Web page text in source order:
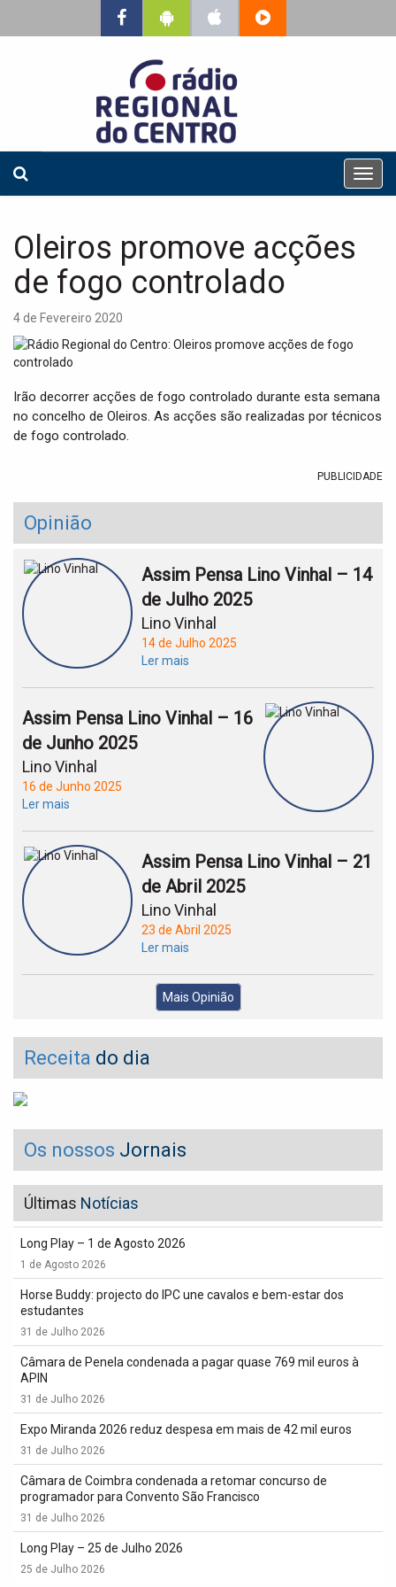
T
o
t
i
Oleiros promove acções
de fogo controlado
4 de Fevereiro 2020
Irão decorrer acções de fogo controlado durante esta semana
no concelho de Oleiros. As acções são realizadas por técnicos
de fogo controlado.
PUBLICIDADE
Opinião
Assim Pensa Lino Vinhal – 14
de Julho 2025
Lino Vinhal
14 de Julho 2025
Ler mais
Assim Pensa Lino Vinhal – 16
de Junho 2025
Lino Vinhal
16 de Junho 2025
Ler mais
Assim Pensa Lino Vinhal – 21
de Abril 2025
Lino Vinhal
23 de Abril 2025
Ler mais
Mais Opinião
Receita do dia
Os nossos Jornais
Últimas Notícias
Long Play – 1 de Agosto 2026
1 de Agosto 2026
Horse Buddy: projecto do IPC une cavalos e bem-estar dos
estudantes
31 de Julho 2026
Câmara de Penela condenada a pagar quase 769 mil euros à
APIN
31 de Julho 2026
Expo Miranda 2026 reduz despesa em mais de 42 mil euros
31 de Julho 2026
Câmara de Coimbra condenada a retomar concurso de
programador para Convento São Francisco
31 de Julho 2026
Long Play – 25 de Julho 2026
25 de Julho 2026